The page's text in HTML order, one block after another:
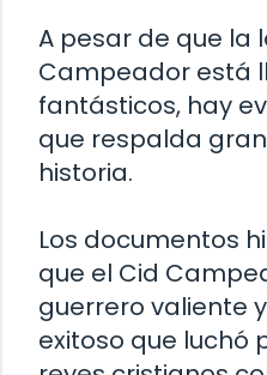
A pesar de que la
Campeador está
fantásticos, hay
que respalda
historia.
Los documentos
que el Cid
guerrero valiente
exitoso que luchó